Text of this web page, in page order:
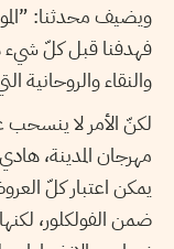
ويضيف محدثنا:
فهدفنا قبل كلّ شيء
والنقاء والروحانية
لكنّ الأمر لا ينسحب
مهرجان المدينة،
يمكن اعتبار كلّ
ضمن الفولكلور،